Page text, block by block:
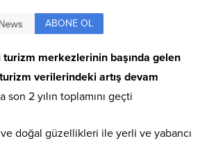
ABONE OL
merkezlerinin başında gelen
verilerindeki artış devam
son 2 yılın toplamını geçti
doğal güzellikleri ile yerli ve yabancı